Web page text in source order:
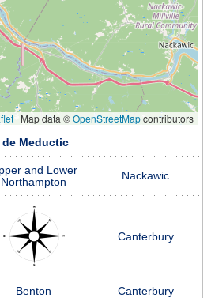
| Map data ©OpenStreetMapcontributors
Meductic
and Lower
Northampton
Nackawic
Canterbury
Benton Canterbury